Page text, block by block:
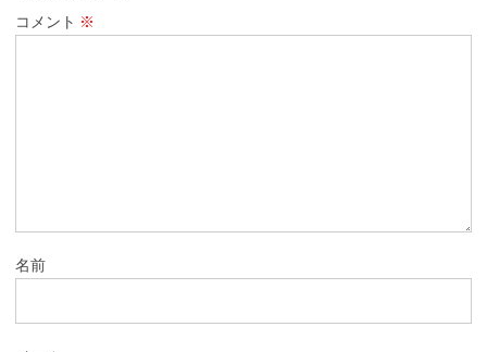
コメント ※
名前